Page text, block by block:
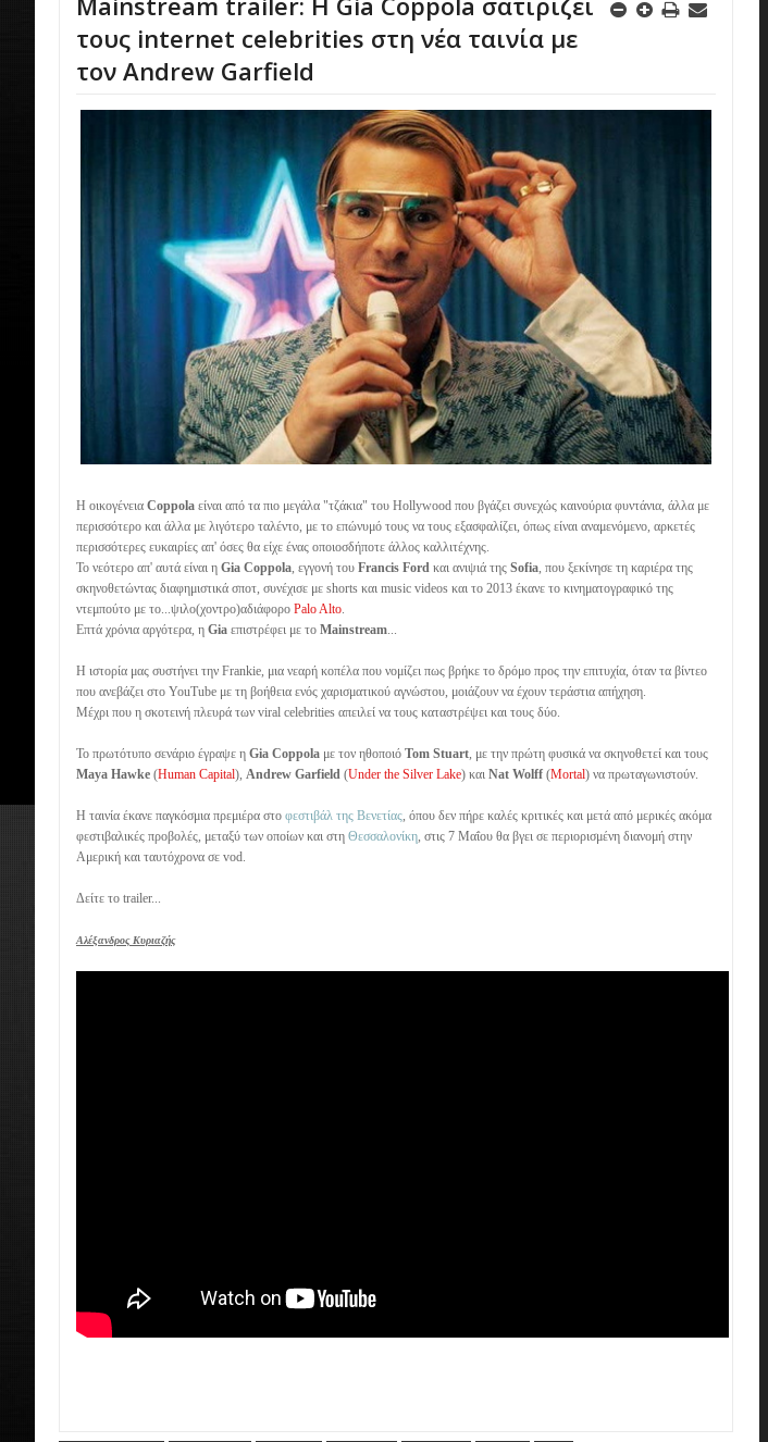
τους internet celebrities στη νέα ταινία με
τον Andrew Garfield
Η οικογένεια Coppola είναι από τα πιο μεγάλα "τζάκια" του Hollywood που βγάζει συνεχώς καινούρια φυντάνια, άλλα με
περισσότερο και άλλα με λιγότερο ταλέντο, με το επώνυμό τους να τους εξασφαλίζει, όπως είναι αναμενόμενο, αρκετές
περισσότερες ευκαιρίες απ' όσες θα είχε ένας οποιοσδήποτε άλλος καλλιτέχνης.
Το νεότερο απ' αυτά είναι η Gia Coppola, εγγονή του Francis Ford και ανιψιά της Sofia, που ξεκίνησε τη καριέρα της
σκηνοθετώντας διαφημιστικά σποτ, συνέχισε με shorts και music videos και το 2013 έκανε το κινηματογραφικό της
ντεμπούτο με το...ψιλο(χοντρο)αδιάφορο Palo Alto.
Επτά χρόνια αργότερα, η Gia επιστρέφει με το Mainstream...
Η ιστορία μας συστήνει την Frankie, μια νεαρή κοπέλα που νομίζει πως βρήκε το δρόμο προς την επιτυχία, όταν τα βίντεο
που ανεβάζει στο YouTube με τη βοήθεια ενός χαρισματικού αγνώστου, μοιάζουν να έχουν τεράστια απήχηση.
Μέχρι που η σκοτεινή πλευρά των viral celebrities απειλεί να τους καταστρέψει και τους δύο.
Το πρωτότυπο σενάριο έγραψε η Gia Coppola με τον ηθοποιό Tom Stuart, με την πρώτη φυσικά να σκηνοθετεί και τους
Maya Hawke (Human Capital), Andrew Garfield (Under the Silver Lake) και Nat Wolff (Mortal) να πρωταγωνιστούν.
Η ταινία έκανε παγκόσμια πρεμιέρα στο φεστιβάλ της Βενετίας, όπου δεν πήρε καλές κριτικές και μετά από μερικές ακόμα
φεστιβαλικές προβολές, μεταξύ των οποίων και στη Θεσσαλονίκη, στις 7 Μαΐου θα βγει σε περιορισμένη διανομή στην
Αμερική και ταυτόχρονα σε vod.
Δείτε το trailer...
Αλέξανδρος Κυριαζής